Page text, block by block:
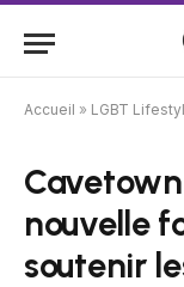
Accueil » LGBT
nouvelle
soutenir